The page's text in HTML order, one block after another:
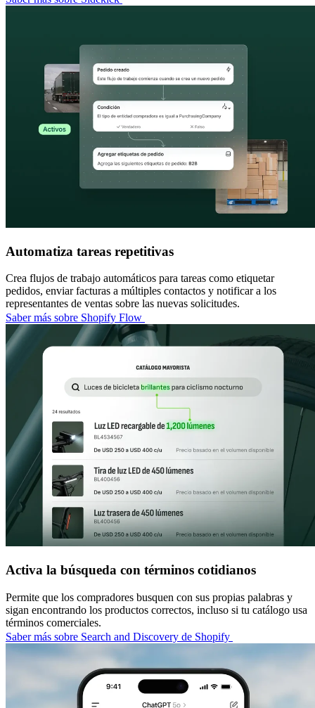
Automatiza tareas repetitivas
Crea flujos de trabajo automáticos para tareas como etiquetar
pedidos, enviar facturas a múltiples contactos y notificar a los
representantes de ventas sobre las nuevas solicitudes.
Saber más sobre Shopify Flow
Activa la búsqueda con términos cotidianos
Permite que los compradores busquen con sus propias palabras y
sigan encontrando los productos correctos, incluso si tu catálogo usa
términos comerciales.
Saber más sobre Search and Discovery de Shopify